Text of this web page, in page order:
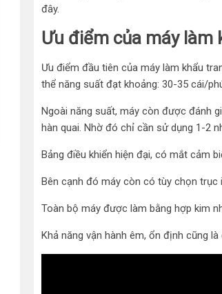
đây.
Ưu điểm của máy làm
Ưu điểm đầu tiên của máy làm khẩu
thể năng suất đạt khoảng: 30-35 cái/
Ngoài năng suất, máy còn được đánh
hàn quai. Nhờ đó chỉ cần sử dụng 1-2
Bảng điều khiển hiện đại, có mắt cảm
Bên cạnh đó máy còn có tùy chọn trục
Toàn bộ máy được làm bằng hợp kim
Khả năng vận hành êm, ổn định cũng